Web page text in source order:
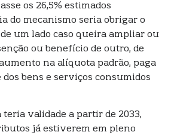
os 26,5% estimados
do mecanismo seria obrigar o
um lado caso queira ampliar ou
ou benefício de outro, de
na alíquota padrão, paga
bens e serviços consumidos
validade a partir de 2033,
já estiverem em pleno